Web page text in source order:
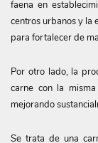
faena en
centros urbanos y la
para fortalecer de
Por otro lado, la
carne con la
mejorando
Se trata de una